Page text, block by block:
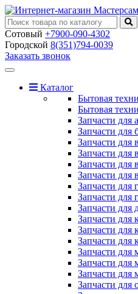
Сотовый +7900-090-4302
Городской 8(351)794-0039
Заказать звонок
Toggle
navigationКаталог
Бытовая
Бытовая
Запчасти для
Запчасти для
Запчасти для
Запчасти для
Запчасти для
Запчасти для
Запчасти для
Запчасти для
Запчасти для
Запчасти для
Запчасти для
Запчасти для
Запчасти
Запчасти для
Запчасти для
Запчасти для